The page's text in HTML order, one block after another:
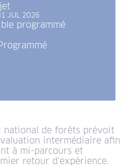
JUL 2026
programmé
national de forêts prévoit
intermédiaire afin
à mi-parcours et
retour d'expérience.